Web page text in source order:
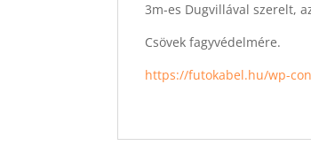
3m-es Dugvillával szerelt,
Csövek fagyvédelmére.
https://futokabel.hu/wp-